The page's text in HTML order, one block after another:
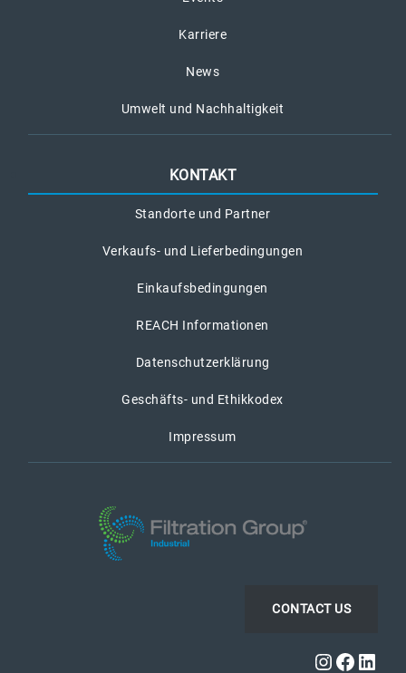
Karriere
News
Umwelt und Nachhaltigkeit
KONTAKT
Standorte und Partner
Verkaufs- und Lieferbedingungen
Einkaufsbedingungen
REACH Informationen
Datenschutzerklärung
Geschäfts- und Ethikkodex
Impressum
CONTACT US